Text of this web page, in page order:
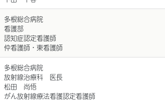
多根総合病院
看護部
認知症認定看護師
仲看護師・東看護師
多根総合病院
放射線治療科 医長
松田 尚悟
がん放射線療法看護認定看護師